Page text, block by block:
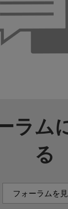
ラム
る
フォーラムを